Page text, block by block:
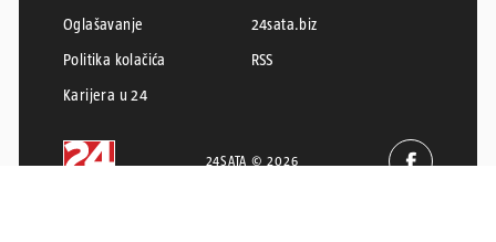
Oglašavanje
24sata.biz
Politika kolačića
RSS
Karijera u 24
24SATA © 2026